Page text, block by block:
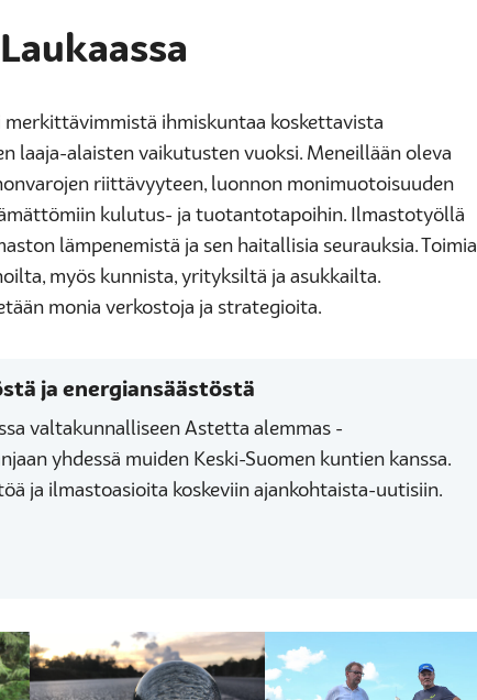
Laukaassa
merkittävimmistä ihmiskuntaa koskettavista
laaja-alaisten vaikutusten vuoksi. Meneillään oleva
riittävyyteen, luonnon monimuotoisuuden
kulutus- ja tuotantotapoihin. Ilmastotyöllä
lämpenemistä ja sen haitallisia seurauksia. Toimia
myös kunnista, yrityksiltä ja asukkailta.
monia verkostoja ja strategioita.
ja energiansäästöstä
valtakunnalliseen Astetta alemmas -
yhdessä muiden Keski-Suomen kuntien kanssa.
ja ilmastoasioita koskeviin ajankohtaista-uutisiin.